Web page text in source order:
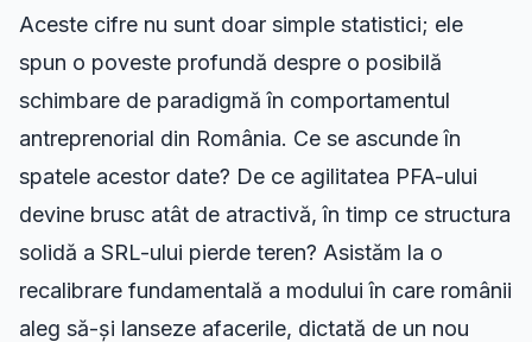
Aceste cifre nu sunt doar simple statistici; ele
spun o poveste profundă despre o posibilă
schimbare de paradigmă în comportamentul
antreprenorial din România. Ce se ascunde în
spatele acestor date? De ce agilitatea PFA-ului
devine brusc atât de atractivă, în timp ce structura
solidă a SRL-ului pierde teren? Asistăm la o
recalibrare fundamentală a modului în care românii
aleg să-și lanseze afacerile, dictată de un nou